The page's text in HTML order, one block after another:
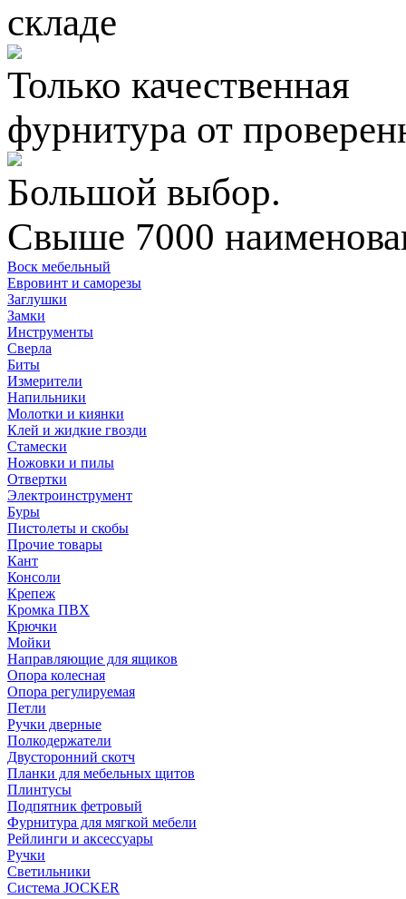
складе
Только качественная
фурнитура от
Большой выбор.
Свыше 7000
Воск мебельный
Евровинт и саморезы
Заглушки
Замки
Инструменты
Сверла
Биты
Измерители
Напильники
Молотки и киянки
Клей и жидкие гвозди
Стамески
Ножовки и пилы
Отвертки
Электроинструмент
Буры
Пистолеты и скобы
Прочие товары
Кант
Консоли
Крепеж
Кромка ПВХ
Крючки
Мойки
Направляющие для ящиков
Опора колесная
Опора регулируемая
Петли
Ручки дверные
Полкодержатели
Двусторонний скотч
Планки для мебельных щитов
Плинтусы
Подпятник фетровый
Фурнитура для мягкой мебели
Рейлинги и аксессуары
Ручки
Светильники
Система JOCKER